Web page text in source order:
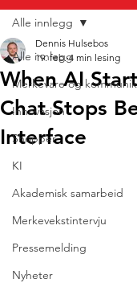
Alle innlegg
Merkevare og
Innovasjon
Shopper
KI
Akademisk samarbeid
Merkevekstintervju
Pressemelding
Nyheter
Alle innlegg
When AI
Chat Stops
Interface
Dennis Hulsebos
19. feb. 4 min lesing